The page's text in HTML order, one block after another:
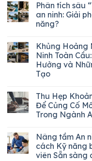
Phân tích sâu
an ninh: Giải
năng?
Khủng Hoảng
Ninh Toàn
Hưởng và
Tạo
Thu Hẹp
Để Củng Cố
Trong Ngành
Nâng tầm An
cách Kỹ năng
viên Sẵn sàng